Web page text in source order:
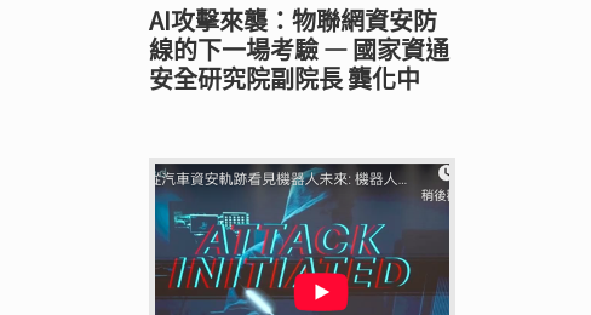
AI攻擊來襲：物聯網資安防
線的下一場考驗 — 國家資通
安全研究院副院長 龔化中